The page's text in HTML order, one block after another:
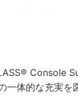
Console
一体的な充実を